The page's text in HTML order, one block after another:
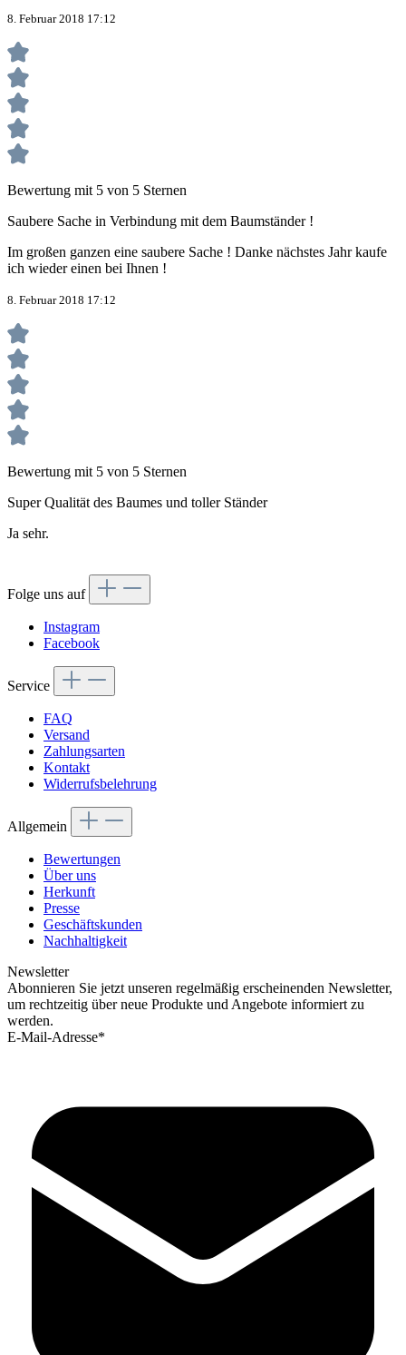
8. Februar 2018 17:12
Bewertung mit 5 von 5 Sternen
Saubere Sache in Verbindung mit dem Baumständer !
Im großen ganzen eine saubere Sache ! Danke nächstes Jahr kaufe
ich wieder einen bei Ihnen !
8. Februar 2018 17:12
Bewertung mit 5 von 5 Sternen
Super Qualität des Baumes und toller Ständer
Ja sehr.
Folge uns auf
Instagram
Facebook
Service
FAQ
Versand
Zahlungsarten
Kontakt
Widerrufsbelehrung
Allgemein
Bewertungen
Über uns
Herkunft
Presse
Geschäftskunden
Nachhaltigkeit
Newsletter
Abonnieren Sie jetzt unseren regelmäßig erscheinenden Newsletter,
um rechtzeitig über neue Produkte und Angebote informiert zu
werden.
E-Mail-Adresse*